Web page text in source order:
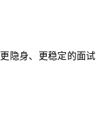
更隐身、更稳定的面试